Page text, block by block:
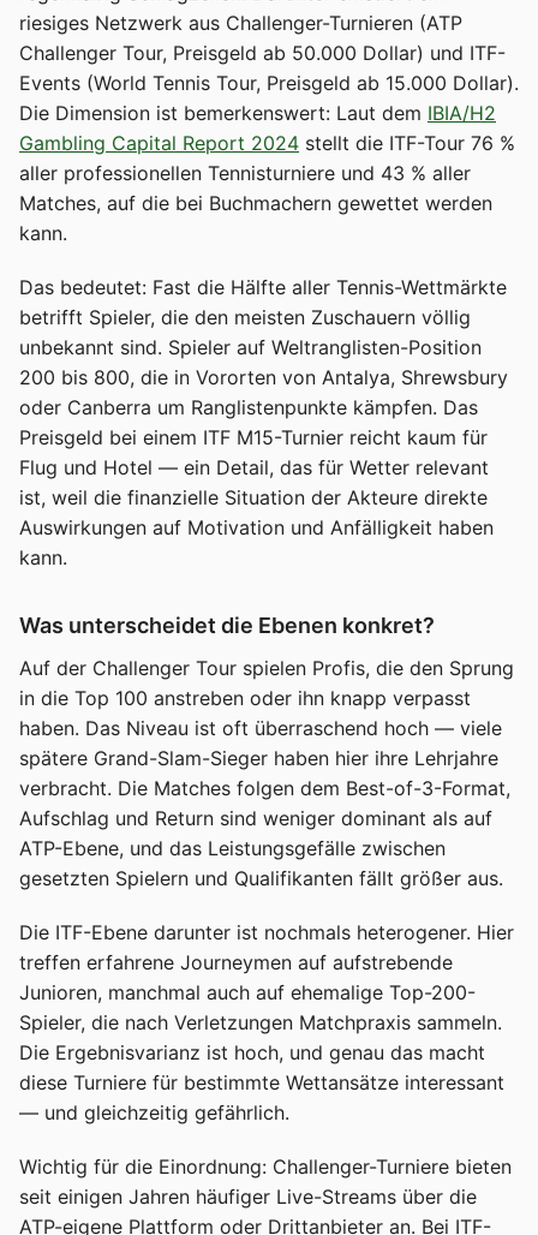
riesiges Netzwerk aus Challenger-Turnieren (ATP
Challenger Tour, Preisgeld ab 50.000 Dollar) und ITF-
Events (World Tennis Tour, Preisgeld ab 15.000 Dollar).
Die Dimension ist bemerkenswert: Laut dem IBIA/H2
Gambling Capital Report 2024 stellt die ITF-Tour 76 %
aller professionellen Tennisturniere und 43 % aller
Matches, auf die bei Buchmachern gewettet werden
kann.
Das bedeutet: Fast die Hälfte aller Tennis-Wettmärkte
betrifft Spieler, die den meisten Zuschauern völlig
unbekannt sind. Spieler auf Weltranglisten-Position
200 bis 800, die in Vororten von Antalya, Shrewsbury
oder Canberra um Ranglistenpunkte kämpfen. Das
Preisgeld bei einem ITF M15-Turnier reicht kaum für
Flug und Hotel — ein Detail, das für Wetter relevant
ist, weil die finanzielle Situation der Akteure direkte
Auswirkungen auf Motivation und Anfälligkeit haben
kann.
Was unterscheidet die Ebenen konkret?
Auf der Challenger Tour spielen Profis, die den Sprung
in die Top 100 anstreben oder ihn knapp verpasst
haben. Das Niveau ist oft überraschend hoch — viele
spätere Grand-Slam-Sieger haben hier ihre Lehrjahre
verbracht. Die Matches folgen dem Best-of-3-Format,
Aufschlag und Return sind weniger dominant als auf
ATP-Ebene, und das Leistungsgefälle zwischen
gesetzten Spielern und Qualifikanten fällt größer aus.
Die ITF-Ebene darunter ist nochmals heterogener. Hier
treffen erfahrene Journeymen auf aufstrebende
Junioren, manchmal auch auf ehemalige Top-200-
Spieler, die nach Verletzungen Matchpraxis sammeln.
Die Ergebnisvarianz ist hoch, und genau das macht
diese Turniere für bestimmte Wettansätze interessant
— und gleichzeitig gefährlich.
Wichtig für die Einordnung: Challenger-Turniere bieten
seit einigen Jahren häufiger Live-Streams über die
ATP-eigene Plattform oder Drittanbieter an. Bei ITF-